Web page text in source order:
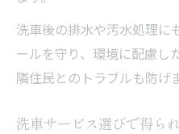
洗車後の排水や汚水処理に
ールを守り、環境に配慮し
隣住民とのトラブルも防げ
洗車サービス選びで得ら